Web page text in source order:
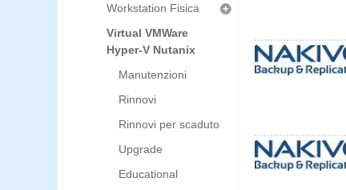
Workstation Fisica
Virtual VMWare
Hyper-V Nutanix
Manutenzioni
Rinnovi
Rinnovi per scaduto
Upgrade
Educational